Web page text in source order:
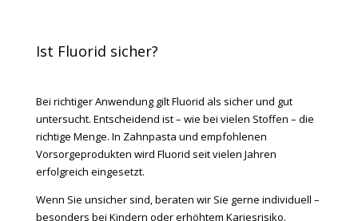
Ist Fluorid sicher?
Bei richtiger Anwendung gilt Fluorid als sicher und gut
untersucht. Entscheidend ist – wie bei vielen Stoffen – die
richtige Menge. In Zahnpasta und empfohlenen
Vorsorgeprodukten wird Fluorid seit vielen Jahren
erfolgreich eingesetzt.
Wenn Sie unsicher sind, beraten wir Sie gerne individuell –
besonders bei Kindern oder erhöhtem Kariesrisiko.